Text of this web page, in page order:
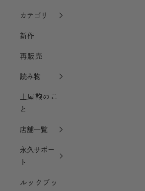
カテゴリ
新作
再販売
読み物
土屋鞄のこ
と
店舗一覧
永久サポー
ト
ルックブッ